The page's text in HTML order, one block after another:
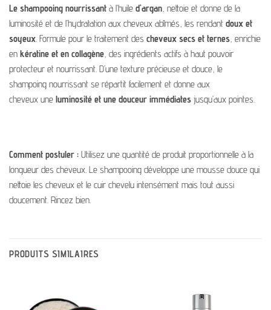
Le shampooing nourrissant à l’huile d’argan, nettoie et donne de la
luminosité et de l’hydratation aux cheveux abîmés, les rendant doux et
soyeux. Formule pour le traitement des cheveux secs et ternes, enrichie
en kératine et en collagène, des ingrédients actifs à haut pouvoir
protecteur et nourrissant. D’une texture précieuse et douce, le
shampoing nourrissant se répartit facilement et donne aux
cheveux une luminosité et une douceur immédiates jusqu’aux pointes.
Comment postuler : Utilisez une quantité de produit proportionnelle à la
longueur des cheveux. Le shampooing développe une mousse douce qui
nettoie les cheveux et le cuir chevelu intensément mais tout aussi
doucement. Rincez bien.
PRODUITS SIMILAIRES